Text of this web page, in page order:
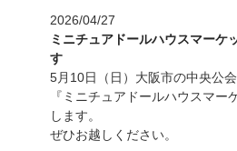
2021/12/09
版」掲載
2026/04/27
ミニチュアドールハウスマーケ
す
5月10日（日）大阪市の中央公
『ミニチュアドールハウスマー
します。
ぜひお越しください。